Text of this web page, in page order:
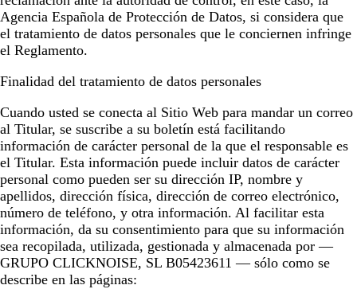
Agencia Española de Protección de Datos, si considera que
el tratamiento de datos personales que le conciernen infringe
el Reglamento.
Finalidad del tratamiento de datos personales
Cuando usted se conecta al Sitio Web para mandar un correo
al Titular, se suscribe a su boletín está facilitando
información de carácter personal de la que el responsable es
el Titular. Esta información puede incluir datos de carácter
personal como pueden ser su dirección IP, nombre y
apellidos, dirección física, dirección de correo electrónico,
número de teléfono, y otra información. Al facilitar esta
información, da su consentimiento para que su información
sea recopilada, utilizada, gestionada y almacenada por —
GRUPO CLICKNOISE, SL B05423611 — sólo como se
describe en las páginas: